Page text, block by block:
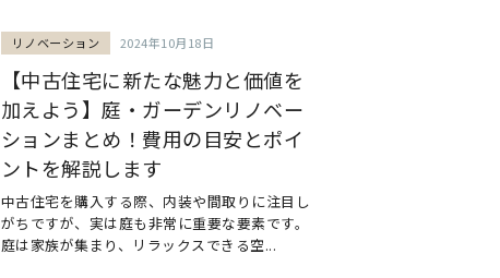
リノベーション 2024年10月18日
【中古住宅に新たな魅力と価値を
加えよう】庭・ガーデンリノベー
ションまとめ！費用の目安とポイ
ントを解説します
中古住宅を購入する際、内装や間取りに注目し
がちですが、実は庭も非常に重要な要素です。
庭は家族が集まり、リラックスできる空...